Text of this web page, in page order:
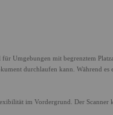
Umgebungen mit begrenztem
durchlaufen kann. Während
im Vordergrund. Der